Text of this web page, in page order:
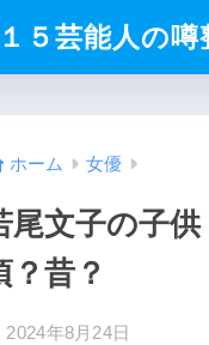
５芸能人の
ホーム 女優
尾文子の子
？昔？
2024年8月24日